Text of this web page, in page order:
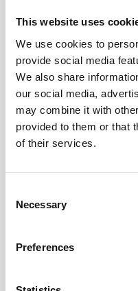
This website uses
We use cookies to
provide social media
We also share
our social media,
may combine it with
provided to them or that
of their services.
Selection
Necessary
Preferences
Oceanographic data of
possible by integration
and Nortek ADCP
Ler mais